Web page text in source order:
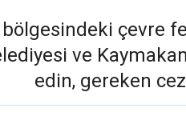
çevre
ve
edin, gereken